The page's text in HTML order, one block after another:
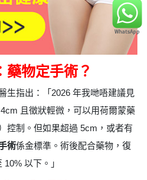
藥物定手術？
生指出：「2026 年我哋唔建議見
且徵狀輕微，可以用荷爾蒙藥
控制。但如果超過 5cm，或者有
術係金標準。術後配合藥物，復
以下。」